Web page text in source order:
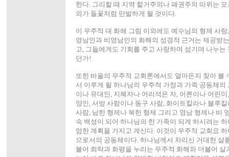
한다. 그리할 때 지역 할거주의나 패권주의 따위는
의가 들꽃처럼 만발하게 될 것이다.
이 우주적 대 화해 그림 이외에도 예수님의 형제 사
영남인과 비영남인의 화해의 성경적 근거는 제공받
고, 그들에게도 기회를 주고 사랑하며 섬기며 나누
던가!
또한 바울의 우주적 교회론에서도 얼마든지 찾아 볼
서 이루게 될 하나님의 우주적 가정과 가족 공동체
이나 유대인, 지혜자나 어리석은 자, 어른이나 어린
양인, 서방 사람이나 동구 사람, 화이트칼라나 블루
사람, 남한 형제나 북한 형제 그리고 영남 형제나 비
속 백성이 되어 하나님의 한 가족이 되게 하시려는
엄한 계획을 가지고 계신다. 이것이 우주적 교회요
으로서의 공동체이다. 하나님께서 차리신 거대한 샬
불어 희락과 화평을 누리는 우주적 화해와 더불어 살